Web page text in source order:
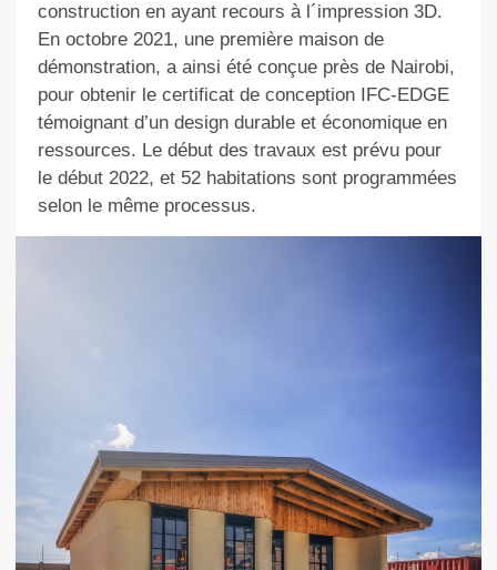
construction en ayant recours à l´impression 3D.
En octobre 2021, une première maison de
démonstration, a ainsi été conçue près de Nairobi,
pour obtenir le certificat de conception IFC-EDGE
témoignant d’un design durable et économique en
ressources. Le début des travaux est prévu pour
le début 2022, et 52 habitations sont programmées
selon le même processus.